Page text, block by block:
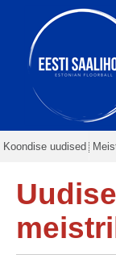
Koondise uudised